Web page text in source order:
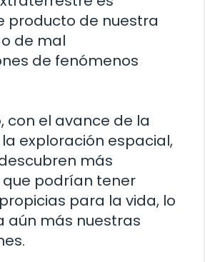
producto de nuestra
de mal
de fenómenos
con el avance de la
exploración espacial,
más
podrían tener
para la vida, lo
aún más nuestras